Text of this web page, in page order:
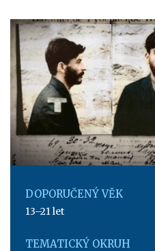
DOPORUČENÝ VĚK
13–21 let
TEMATICKÝ OKRUH